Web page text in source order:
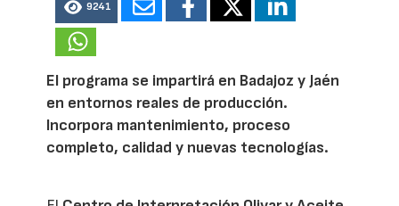
9241
El programa se impartirá en Badajoz y Jaén
en entornos reales de producción.
Incorpora mantenimiento, proceso
completo, calidad y nuevas tecnologías.